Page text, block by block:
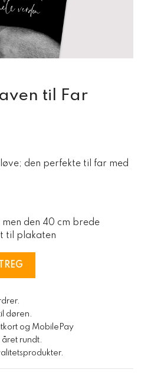
til Far
den perfekte til far med
men den 40 cm brede
til plakaten
døren.
og MobilePay
rundt.